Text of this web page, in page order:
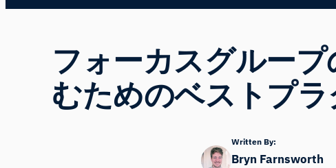
フォーカスグルー
むためのベストプ
Written By:
Bryn Farnsworth